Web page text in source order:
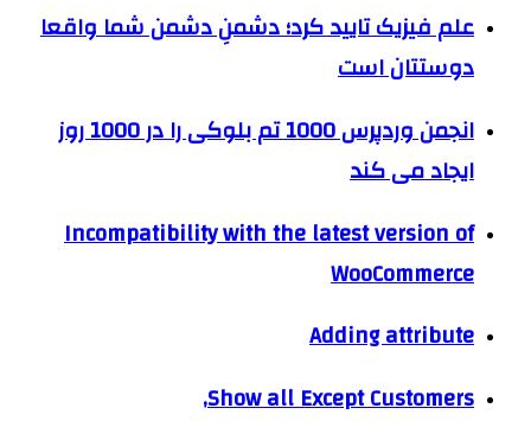
علم فیزیک تایید کرد؛ دشمنِ دشمن شما واقعا
دوستتان است
انجمن وردپرس 1000 تم بلوکی را در 1000 روز
ایجاد می کند
Incompatibility with the latest version of
WooCommerce
Adding attribute
Show all Except Customers,